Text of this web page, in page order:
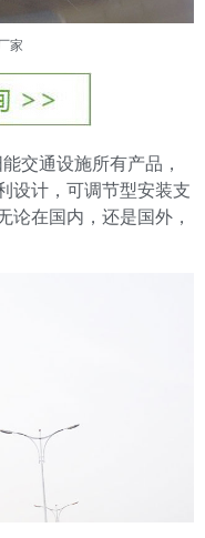
家
交通设施所有产品，
设计，可调节型安装支
在国内，还是国外，